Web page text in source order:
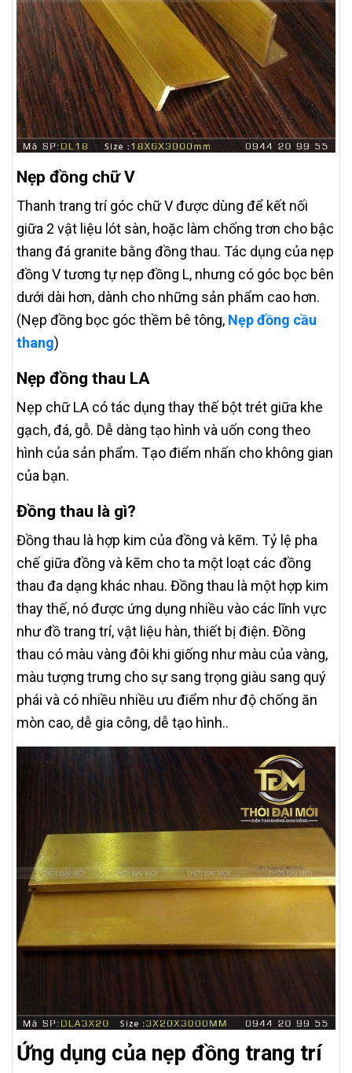
Nẹp đồng chữ V
Thanh trang trí góc chữ V được dùng để kết nối
giữa 2 vật liệu lót sàn, hoặc làm chống trơn cho bậc
thang đá granite bằng đồng thau. Tác dụng của nẹp
đồng V tương tự nẹp đồng L, nhưng có góc bọc bên
dưới dài hơn, dành cho những sản phẩm cao hơn.
(Nẹp đồng bọc góc thềm bê tông, Nẹp đồng cầu
thang)
Nẹp đồng thau LA
Nẹp chữ LA có tác dụng thay thế bột trét giữa khe
gạch, đá, gỗ. Dễ dàng tạo hình và uốn cong theo
hình của sản phẩm. Tạo điểm nhấn cho không gian
của bạn.
Đồng thau là gì?
Đồng thau là hợp kim của đồng và kẽm. Tỷ lệ pha
chế giữa đồng và kẽm cho ta một loạt các đồng
thau đa dạng khác nhau. Đồng thau là một hợp kim
thay thế, nó được ứng dụng nhiều vào các lĩnh vực
như đồ trang trí, vật liệu hàn, thiết bị điện. Đồng
thau có màu vàng đôi khi giống như màu của vàng,
màu tượng trưng cho sự sang trọng giàu sang quý
phái và có nhiều nhiều ưu điểm như độ chống ăn
mòn cao, dễ gia công, dễ tạo hình..
Ứng dụng của nẹp đồng trang trí